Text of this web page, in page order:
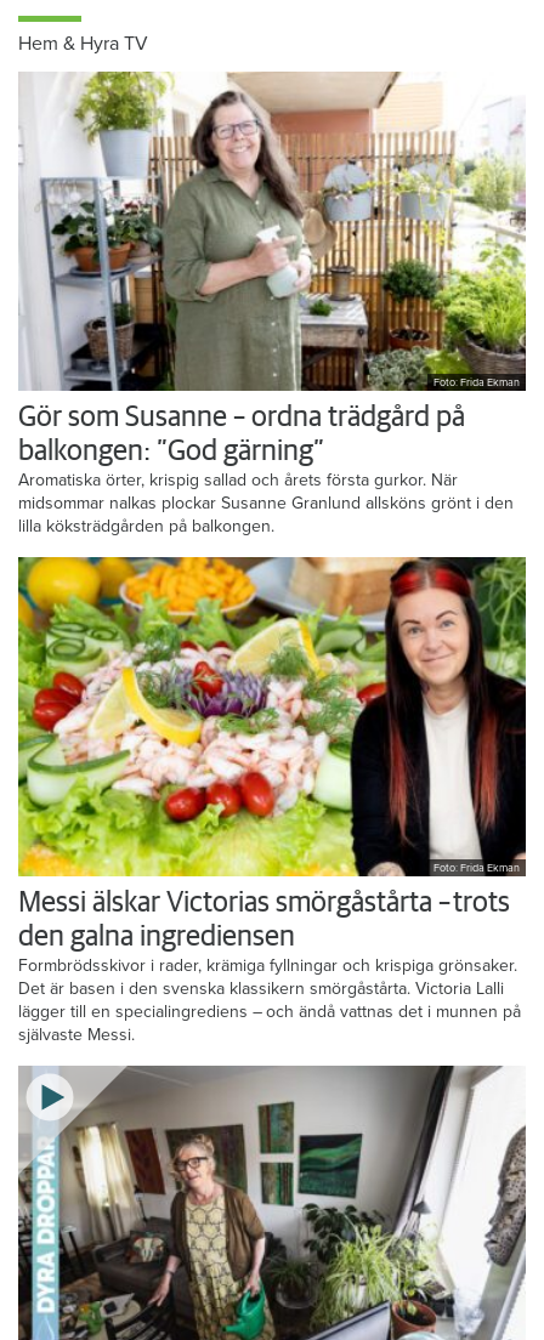
Hem & Hyra TV
Foto: Frida Ekman
Gör som Susanne – ordna trädgård på
balkongen: ”God gärning”
Aromatiska örter, krispig sallad och årets första gurkor. När
midsommar nalkas plockar Susanne Granlund allsköns grönt i den
lilla köksträdgården på balkongen.
Foto: Frida Ekman
Messi älskar Victorias smörgåstårta – trots
den galna ingrediensen
Formbrödsskivor i rader, krämiga fyllningar och krispiga grönsaker.
Det är basen i den svenska klassikern smörgåstårta. Victoria Lalli
lägger till en specialingrediens – och ändå vattnas det i munnen på
självaste Messi.